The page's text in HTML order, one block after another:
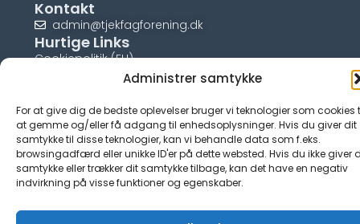
Administrer samtykke
For at give dig de bedste oplevelser bruger vi teknologier som cookies
at gemme og/eller få adgang til enhedsoplysninger. Hvis du giver dit
samtykke til disse teknologier, kan vi behandle data som f.eks.
browsingadfærd eller unikke ID'er på dette websted. Hvis du ikke giver
samtykke eller trækker dit samtykke tilbage, kan det have en negativ
indvirkning på visse funktioner og egenskaber.
Kontakt
admin@tjekfagforening.dk
Hurtige Links
Cookiepolitik (EU)
© tjek-fagforening.dk